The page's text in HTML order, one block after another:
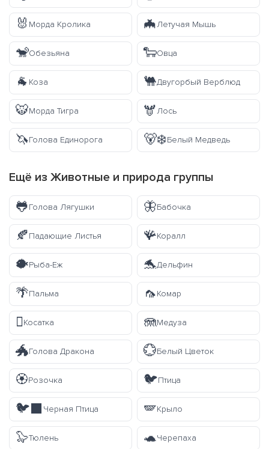
🐰 Морда Кролика 🦇Летучая Мышь
🐒Обезьяна 🐑Овца
🐐 Коза 🐫Двугорбый Верблюд
🐯Морда Тигра 🫎Лось
🦄Голова Единорога 🐻‍❄️Белый Медведь
Ещё из Животные и природа группы
🐸Голова Лягушки 🦋Бабочка
🍂Падающие Листья 🪸Коралл
🐡Рыба-Еж 🐬Дельфин
🌴Пальма 🦟Комар
🫍Косатка 🪼Медуза
🐲Голова Дракона 💮Белый Цветок
🏵️Розочка 🐦Птица
🐦‍⬛ Черная Птица 🪽Крыло
🦭Тюлень 🐢Черепаха